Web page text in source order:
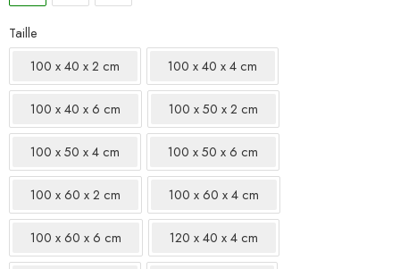
Taille
100 x 40 x 2 cm
100 x 40 x 4 cm
100 x 40 x 6 cm 100 x 50 x 2 cm
100 x 50 x 4 cm 100 x 50 x 6 cm
100 x 60 x 2 cm 100 x 60 x 4 cm
100 x 60 x 6 cm 120 x 40 x 4 cm